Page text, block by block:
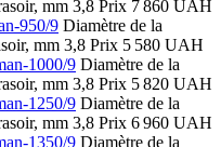
mm 3,8 Prix 7 860 UAH
950/9 Diamètre de la
mm 3,8 Prix 5 580 UAH
1000/9 Diamètre de la
mm 3,8 Prix 5 820 UAH
1250/9 Diamètre de la
mm 3,8 Prix 6 960 UAH
1350/9 Diamètre de la